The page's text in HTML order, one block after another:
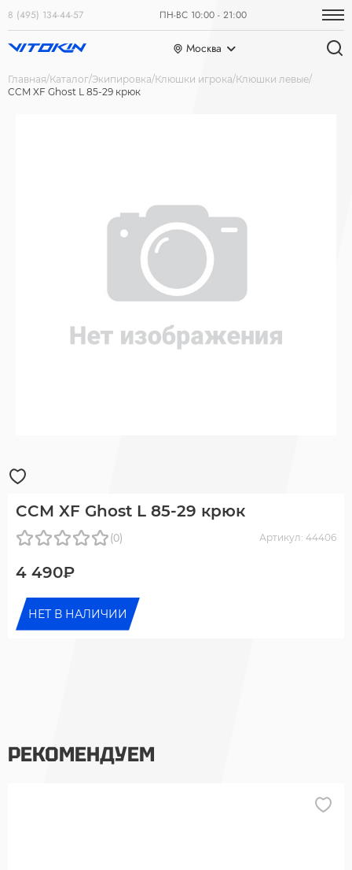
8 (495) 134-44-57 ПН-ВС 10:00 - 21:00
Москва
Главная Каталог Экипировка Клюшки игрока Клюшки левые
CCM XF Ghost L 85-29 крюк
CCM XF Ghost L 85-29 крюк
(0) Артикул: 44406
4 490₽
НЕТ В НАЛИЧИИ
РЕКОМЕНДУЕМ